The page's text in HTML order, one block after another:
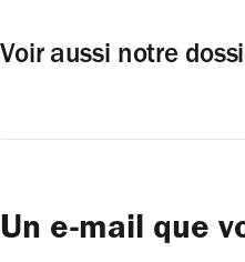
Voir aussi notre
Un e-mail que